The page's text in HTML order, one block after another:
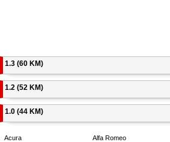
1.3 (60 KM)
1.2 (52 KM)
1.0 (44 KM)
Acura Alfa Romeo